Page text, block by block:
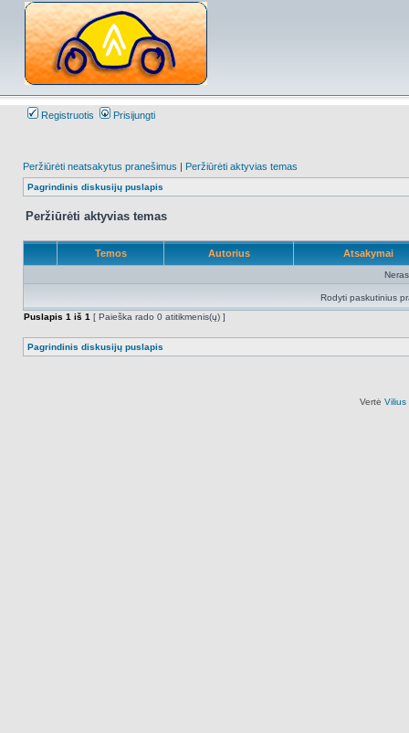
Registruotis Prisijungti
Peržiūrėti neatsakytus pranešimus | Peržiūrėti aktyvias temas
Pagrindinis diskusijų puslapis
Peržiūrėti aktyvias temas
Temos Autorius Atsakymai
Rodyti paskutinius
Puslapis 1 iš 1 [ Paieška rado 0 atitikmenis(ų) ]
Pagrindinis diskusijų puslapis
Vertė Vilius